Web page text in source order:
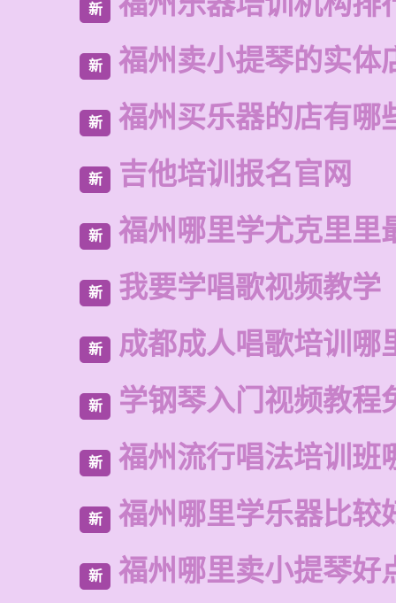
新
新 福州卖小提琴的实体
新 福州买乐器的店有哪
新 吉他培训报名官网
新 福州哪里学尤克里里
新 我要学唱歌视频教学
新 成都成人唱歌培训哪
新 学钢琴入门视频教程
新 福州流行唱法培训班
新 福州哪里学乐器比较
新 福州哪里卖小提琴好